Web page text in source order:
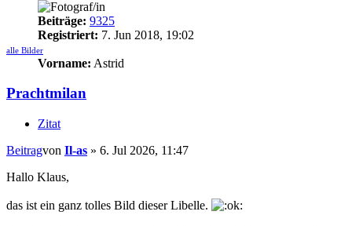
Beiträge: 9325
Registriert: 7. Jun 2018, 19:02
alle Bilder
Vorname: Astrid
Prachtmilan
Zitat
Beitragvon Il-as » 6. Jul 2026, 11:47
Hallo Klaus,
das ist ein ganz tolles Bild dieser Libelle.